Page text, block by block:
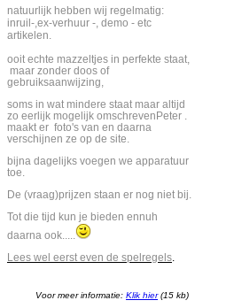
natuurlijk hebben wij regelmatig:
inruil-,ex-verhuur -, demo - etc
artikelen.
ooit echte mazzeltjes in perfekte staat,
maar zonder doos of
gebruiksaanwijzing,
soms in wat mindere staat maar altijd
zo eerlijk mogelijk omschrevenPeter .
maakt er foto's van en daarna
verschijnen ze op de site.
bijna dagelijks voegen we apparatuur
toe.
De (vraag)prijzen staan er nog niet bij.
Tot die tijd kun je bieden ennuh
daarna ook.....
Lees wel eerst even de spelregels
Voor meer informatie: Klik hier (15 kb)